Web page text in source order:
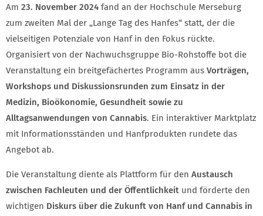
CONTAINER 1 LANGER TAG
Am 23. November 2024 fand an der Hochschule Merseburg
zum zweiten Mal der „Lange Tag des Hanfes“ statt, der die
vielseitigen Potenziale von Hanf in den Fokus rückte.
Organisiert von der Nachwuchsgruppe Bio-Rohstoffe bot die
Veranstaltung ein breitgefächertes Programm aus Vorträgen,
Workshops und Diskussionsrunden zum Einsatz in der
Medizin, Bioökonomie, Gesundheit sowie zu
Alltagsanwendungen von Cannabis. Ein interaktiver Marktplatz
mit Informationsständen und Hanfprodukten rundete das
Angebot ab.
Die Veranstaltung diente als Plattform für den Austausch
zwischen Fachleuten und der Öffentlichkeit und förderte den
wichtigen Diskurs über die Zukunft von Hanf und Cannabis in